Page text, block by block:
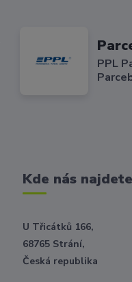
PPL
Kde nás najdete
U Třicátků 166,
68765 Strání,
Česká republika